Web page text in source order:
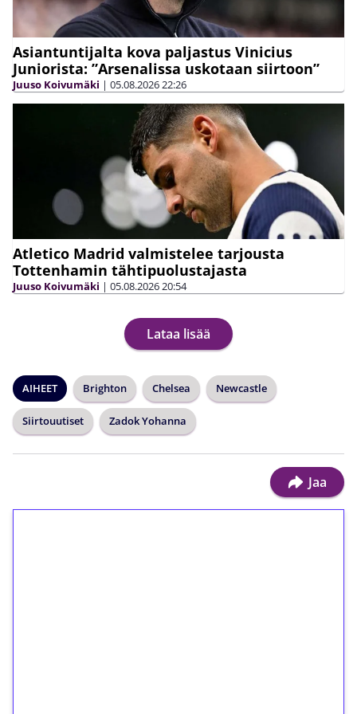
Asiantuntijalta kova paljastus Vinicius
Juniorista: ”Arsenalissa uskotaan siirtoon”
Juuso Koivumäki | 05.08.202622:26
Atletico Madrid valmistelee tarjousta
Tottenhamin tähtipuolustajasta
Juuso Koivumäki | 05.08.202620:54
Lataa lisää
AIHEET Brighton Chelsea Newcastle
Siirtouutiset Zadok Yohanna
Jaa